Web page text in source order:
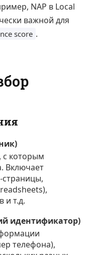
NAP в Local
важной для
score .
с которым
Включает
страницы,
и т.д.
идентификатор)
телефона),